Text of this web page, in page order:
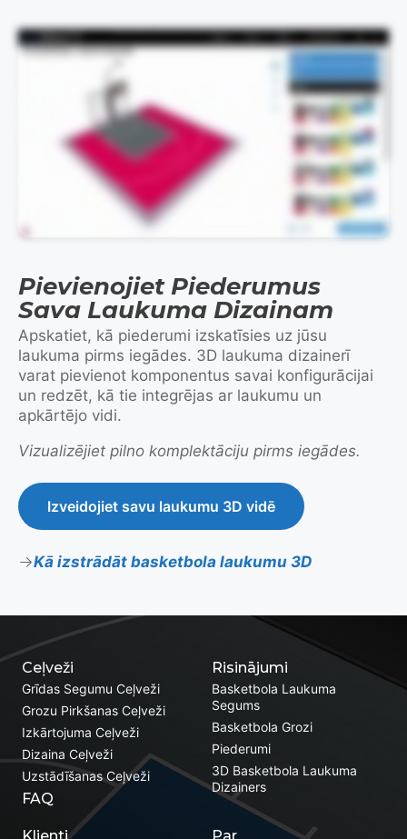
Šajā videoklipā ir vizuāli parādīts projektēšanas process, un tajā nav skaņu ieraksta.
Pievienojiet Piederumus
Sava Laukuma Dizainam
Apskatiet, kā piederumi izskatīsies uz jūsu
laukuma pirms iegādes. 3D laukuma dizainerī
varat pievienot komponentus savai konfigurācijai
un redzēt, kā tie integrējas ar laukumu un
apkārtējo vidi.
Vizualizējiet pilno komplektāciju pirms iegādes.
Izveidojiet savu laukumu 3D vidē
Kā izstrādāt basketbola laukumu 3D
Risinājumi
Basketbola Laukuma
Segums
Basketbola Grozi
Piederumi
3D Basketbola Laukuma
Dizainers
Ceļveži
Grīdas Segumu Ceļveži
Grozu Pirkšanas Ceļveži
Izkārtojuma Ceļveži
Dizaina Ceļveži
Uzstādīšanas Ceļveži
FAQ